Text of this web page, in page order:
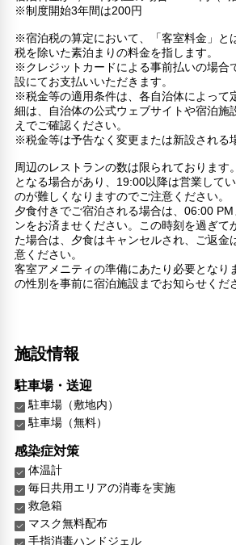
※制度開始3年間は200円
※宿泊税の算定において、「客室料金」と
税を除いた素泊まりの料金を指します。
※クレジットカードによる事前払いの場合
設にてお支払いいただきます。
※税金等の適用条件は、各自治体によって
細は、自治体の公式ウェブサイトや宿泊施
えでご確認ください。
※税金等は予告なく変更または新設される
周辺のレストランの数は限られております
となる場合があり、19:00以降は営業して
のが難しくなりますのでご注意ください。
夕食付きでご宿泊される場合は、06:00
ンをお済ませください。この時刻を過ぎて
た場合は、夕食はキャンセルされ、ご返金
意ください。
客室アメニティの準備にあたり必要となり
の性別を事前に宿泊施設までお知らせくだ
施設情報
駐車場・送迎
駐車場（敷地内）
駐車場（無料）
感染症対策
体温計
毎日共用エリアの消毒を実施
救急箱
マスク無料配布
手指消毒ハンドジェル